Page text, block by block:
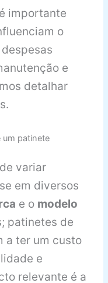
importante
o
e
detalhar
um patinete
variar
em diversos
e o modelo
patinetes de
a ter um custo
e
relevante é a